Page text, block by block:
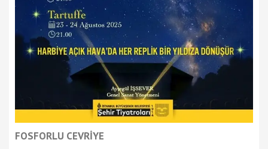
FOSFORLU CEVRİYE